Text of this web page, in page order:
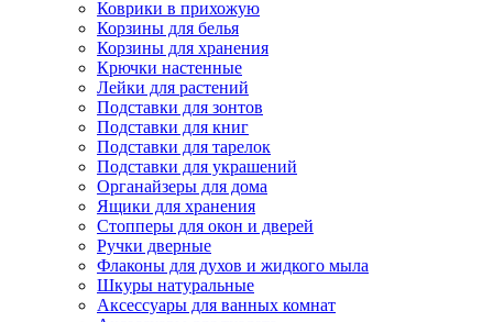
Коврики в прихожую
Корзины для белья
Корзины для хранения
Крючки настенные
Лейки для растений
Подставки для зонтов
Подставки для книг
Подставки для тарелок
Подставки для украшений
Органайзеры для дома
Ящики для хранения
Стопперы для окон и дверей
Ручки дверные
Флаконы для духов и жидкого мыла
Шкуры натуральные
Аксессуары для ванных комнат